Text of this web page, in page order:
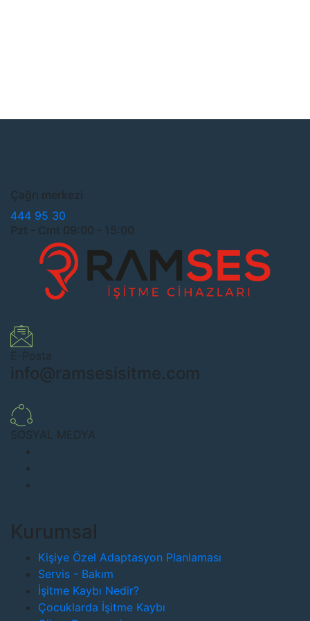
Çağrı merkezi
444 95 30
Pzt - Cmt 09:00 - 15:00
E-Posta
info@ramsesisitme.com
SOSYAL MEDYA
Kurumsal
Kişiye Özel Adaptasyon Planlaması
Servis - Bakım
İşitme Kaybı Nedir?
Çocuklarda İşitme Kaybı